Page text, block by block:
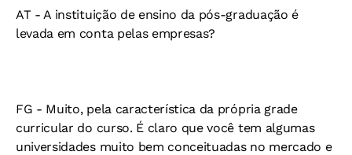
AT - A instituição de ensino da pós-graduação é
levada em conta pelas empresas?
FG - Muito, pela característica da própria grade
curricular do curso. É claro que você tem algumas
universidades muito bem conceituadas no mercado e